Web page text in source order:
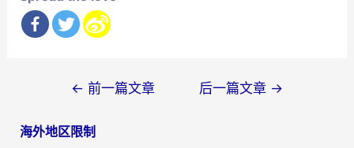
导
← 前一篇文章 后一篇文章 →
海外地区限制